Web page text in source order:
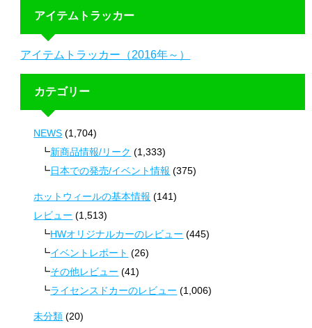
アイテムトラッカー
アイテムトラッカー（2016年～）
カテゴリー
NEWS (1,704)
新商品情報/リーク (1,333)
日本での発売/イベント情報 (375)
ホットウィールの基本情報 (141)
レビュー (1,513)
HWオリジナルカーのレビュー (445)
イベントレポート (26)
その他レビュー (41)
ライセンスドカーのレビュー (1,006)
未分類 (20)